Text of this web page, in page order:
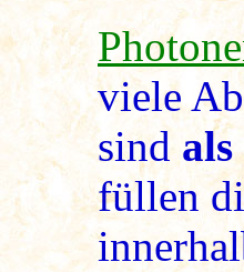
viele
sind
füllen